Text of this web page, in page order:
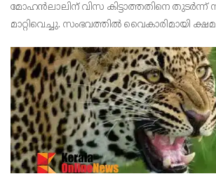
മോഹൻലാലിന് വിസ കിട്ടാത്തതിനെ
മാറ്റിവെച്ചു. സംഭവത്തിൽ വൈകാരിമായി
കിട്ടിയില്ലെന്നും എങ്ങനെയാണ് അത്